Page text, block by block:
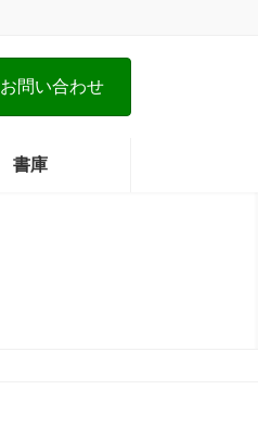
お問い合わせ
書庫